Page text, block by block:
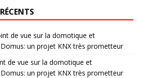
de vue sur la domotique et
un projet KNX très prometteur
de vue sur la domotique et
un projet KNX très prometteur